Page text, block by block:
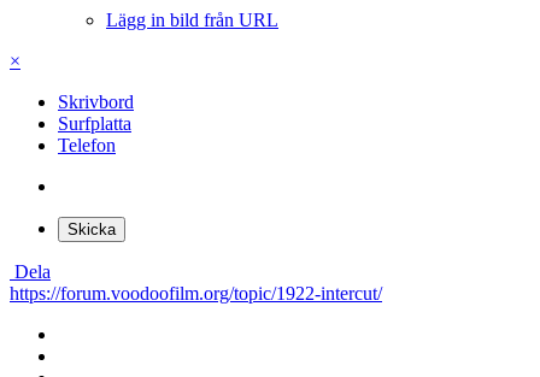
Lägg in bild från URL
×
Skrivbord
Surfplatta
Telefon
Skicka
Dela
https://forum.voodoofilm.org/topic/1922-intercut/